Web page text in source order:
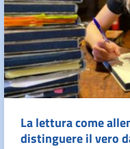
La lettura come
distinguere il vero